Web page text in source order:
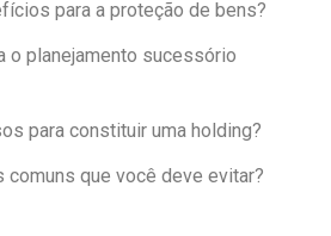
para a proteção de bens?
o planejamento sucessório
para constituir uma holding?
comuns que você deve evitar?